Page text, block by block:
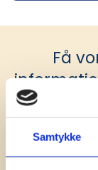
Samtykke
Få
Kæmpe udvalg
til din